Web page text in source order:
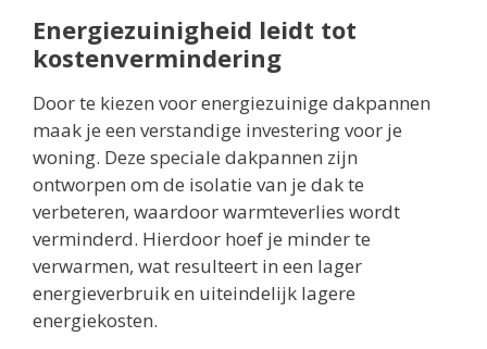
Energiezuinigheid leidt tot
kostenvermindering
Door te kiezen voor energiezuinige dakpannen
maak je een verstandige investering voor je
woning. Deze speciale dakpannen zijn
ontworpen om de isolatie van je dak te
verbeteren, waardoor warmteverlies wordt
verminderd. Hierdoor hoef je minder te
verwarmen, wat resulteert in een lager
energieverbruik en uiteindelijk lagere
energiekosten.